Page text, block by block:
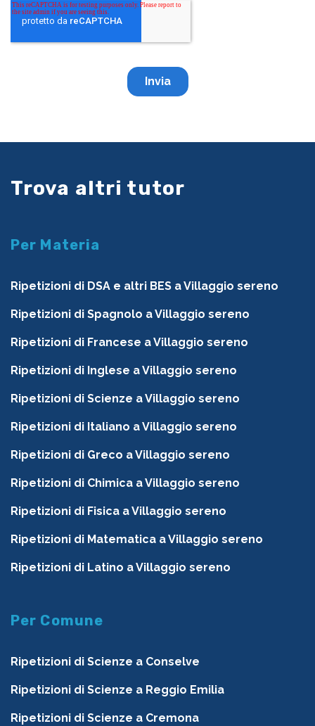
Trova altri tutor
Per Materia
Ripetizioni di DSA e altri BES a Villaggio sereno
Ripetizioni di Spagnolo a Villaggio sereno
Ripetizioni di Francese a Villaggio sereno
Ripetizioni di Inglese a Villaggio sereno
Ripetizioni di Scienze a Villaggio sereno
Ripetizioni di Italiano a Villaggio sereno
Ripetizioni di Greco a Villaggio sereno
Ripetizioni di Chimica a Villaggio sereno
Ripetizioni di Fisica a Villaggio sereno
Ripetizioni di Matematica a Villaggio sereno
Ripetizioni di Latino a Villaggio sereno
Per Comune
Ripetizioni di Scienze a Conselve
Ripetizioni di Scienze a Reggio Emilia
Ripetizioni di Scienze a Cremona